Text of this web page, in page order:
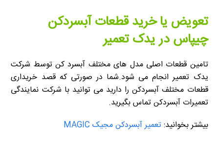
تعویض یا خرید قطعات آبسردکن
چیپاس در یدک تعمیر
تامین قطعات اصلی مدل های مختلف آبسرد کن توسط شرکت
یدک تعمیر انجام می شود.شما در صورتی که قصد خریداری
قطعات مختلف آبسردکن را دارید می توانید با شرکت نمایندگی
تعمیرات آبسردکن تماس بگیرید.
بیشتر بخوانید:تعمیر آبسردکن مجیک MAGIC